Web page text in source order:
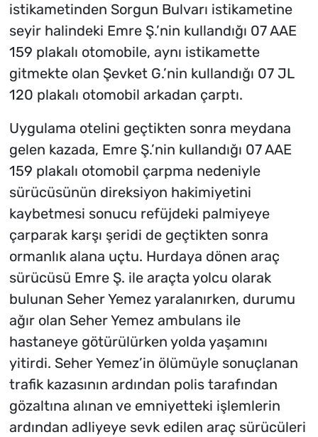
istikametinden Sorgun Bulvarı istikametine
seyir halindeki Emre Ş.’nin kullandığı 07 AAE
159 plakalı otomobile, aynı istikamette
gitmekte olan Şevket G.’nin kullandığı 07 JL
120 plakalı otomobil arkadan çarptı.
Uygulama otelini geçtikten sonra meydana
gelen kazada, Emre Ş.’nin kullandığı 07 AAE
159 plakalı otomobil çarpma nedeniyle
sürücüsünün direksiyon hakimiyetini
kaybetmesi sonucu refüjdeki palmiyeye
çarparak karşı şeridi de geçtikten sonra
ormanlık alana uçtu. Hurdaya dönen araç
sürücüsü Emre Ş. ile araçta yolcu olarak
bulunan Seher Yemez yaralanırken, durumu
ağır olan Seher Yemez ambulans ile
hastaneye götürülürken yolda yaşamını
yitirdi. Seher Yemez’in ölümüyle sonuçlanan
trafik kazasının ardından polis tarafından
gözaltına alınan ve emniyetteki işlemlerin
ardından adliyeye sevk edilen araç sürücüleri